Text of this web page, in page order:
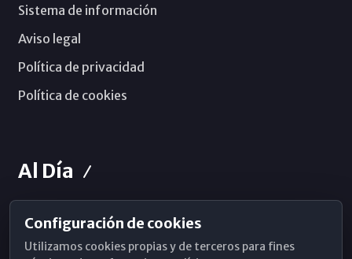
Sistema de información
Aviso legal
Política de privacidad
Política de cookies
Al Día
Horarios de Misa
Hemeroteca
Configuración de cookies
Utilizamos cookies propias y de terceros para fines